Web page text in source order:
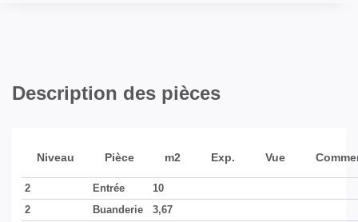
Description des pièces
Niveau Pièce m2 Exp. Vue
2 Entrée
10
2
Buanderie
3,67